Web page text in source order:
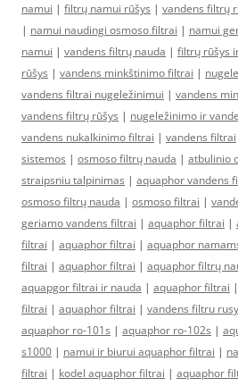
namui | filtrų namui rūšys | vandens filtrų
| namui naudingi osmoso filtrai | namui
namui | vandens filtrų nauda | filtrų rūšys
rūšys | vandens minkštinimo filtrai |
vandens filtrai nugeležinimui | vandens
vandens filtrų rūšys | nugeležinimo ir
vandens nukalkinimo filtrai | vandens filtrai
sistemos | osmoso filtrų nauda | atbulinio
straipsniu talpinimas | aquaphor vandens
osmoso filtrų nauda | osmoso filtrai |
geriamo vandens filtrai | aquaphor filtrai |
filtrai | aquaphor filtrai | aquaphor
filtrai | aquaphor filtrai | aquaphor filtrų
aquapgor filtrai ir nauda | aquaphor filtrai |
filtrai | aquaphor filtrai | vandens filtru
aquaphor ro-101s | aquaphor ro-102s |
s1000 | namui ir biurui aquaphor filtrai |
filtrai | kodel aquaphor filtrai | aquaphor